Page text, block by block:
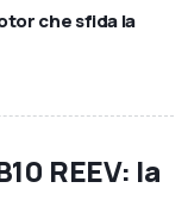
che sfida la
REEV: la